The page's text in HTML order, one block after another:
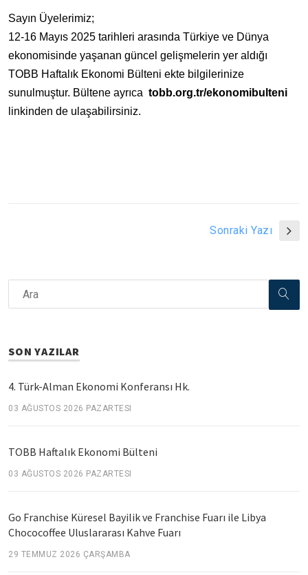
Sayın Üyelerimiz;
12-16 Mayıs 2025 tarihleri arasında Türkiye ve Dünya
ekonomisinde yaşanan güncel gelişmelerin yer aldığı
TOBB Haftalık Ekonomi Bülteni ekte bilgilerinize
sunulmuştur. Bültene ayrıca tobb.org.tr/ekonomibulteni
linkinden de ulaşabilirsiniz.
Sonraki Yazı
SON YAZILAR
4. Türk-Alman Ekonomi Konferansı Hk.
03 AĞUSTOS 2026 PAZARTESI
TOBB Haftalık Ekonomi Bülteni
03 AĞUSTOS 2026 PAZARTESI
Go Franchise Küresel Bayilik ve Franchise Fuarı ile Libya
Chococoffee Uluslararası Kahve Fuarı
29 TEMMUZ 2026 ÇARŞAMBA